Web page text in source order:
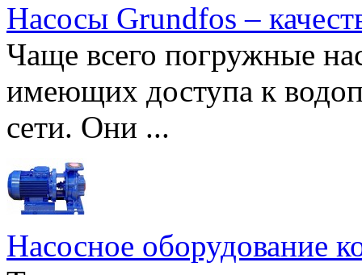
Насосы Grundfos –
Чаще всего погружные
имеющих доступа к
сети. Они ...
Насосное оборудование